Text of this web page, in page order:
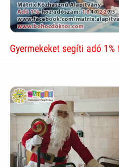
Gyermekeket segíti adó